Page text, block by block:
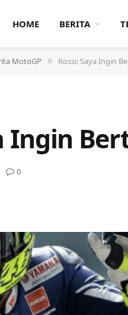
HOME BERITA
MotoGP » Rossi: Saya Ingin
Ingin
0